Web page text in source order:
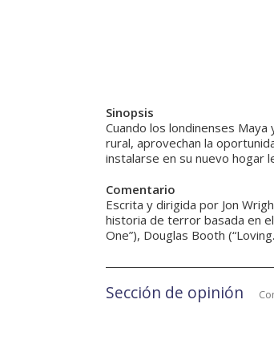
Sinopsis
Cuando los londinenses
rural, aprovechan la
instalarse en su nuevo hogar
Comentario
Escrita y dirigida por Jon
historia de terror basada en
One”), Douglas Booth
Sección de opinión